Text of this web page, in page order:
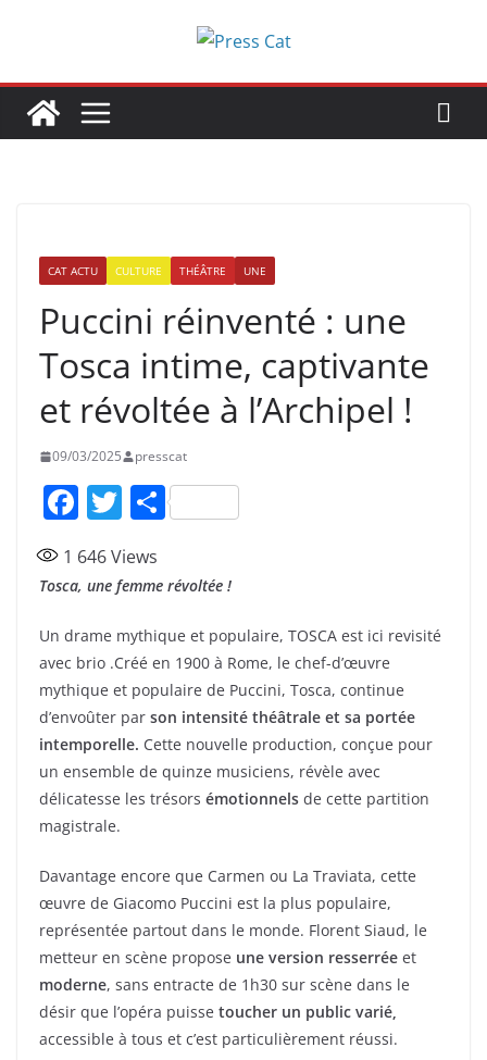
CAT ACTU CULTURE THÉÂTRE UNE
Puccini réinventé : une
Tosca intime, captivante
et révoltée à l’Archipel !
09/03/2025 presscat
F
c
e
b
o
o
k
T
w
itt
er
P
ta
g
er
1 646Views
Tosca, une femme révoltée !
Un drame mythique et populaire, TOSCA est ici revisité
avec brio .Créé en 1900 à Rome, le chef-d’œuvre
mythique et populaire de Puccini, Tosca, continue
d’envoûter par son intensité théâtrale et sa portée
intemporelle. Cette nouvelle production, conçue pour
un ensemble de quinze musiciens, révèle avec
délicatesse les trésors émotionnels de cette partition
magistrale.
Davantage encore que Carmen ou La Traviata, cette
œuvre de Giacomo Puccini est la plus populaire,
représentée partout dans le monde. Florent Siaud, le
metteur en scène propose une version resserrée et
moderne, sans entracte de 1h30 sur scène dans le
désir que l’opéra puisse toucher un public varié,
accessible à tous et c’est particulièrement réussi.